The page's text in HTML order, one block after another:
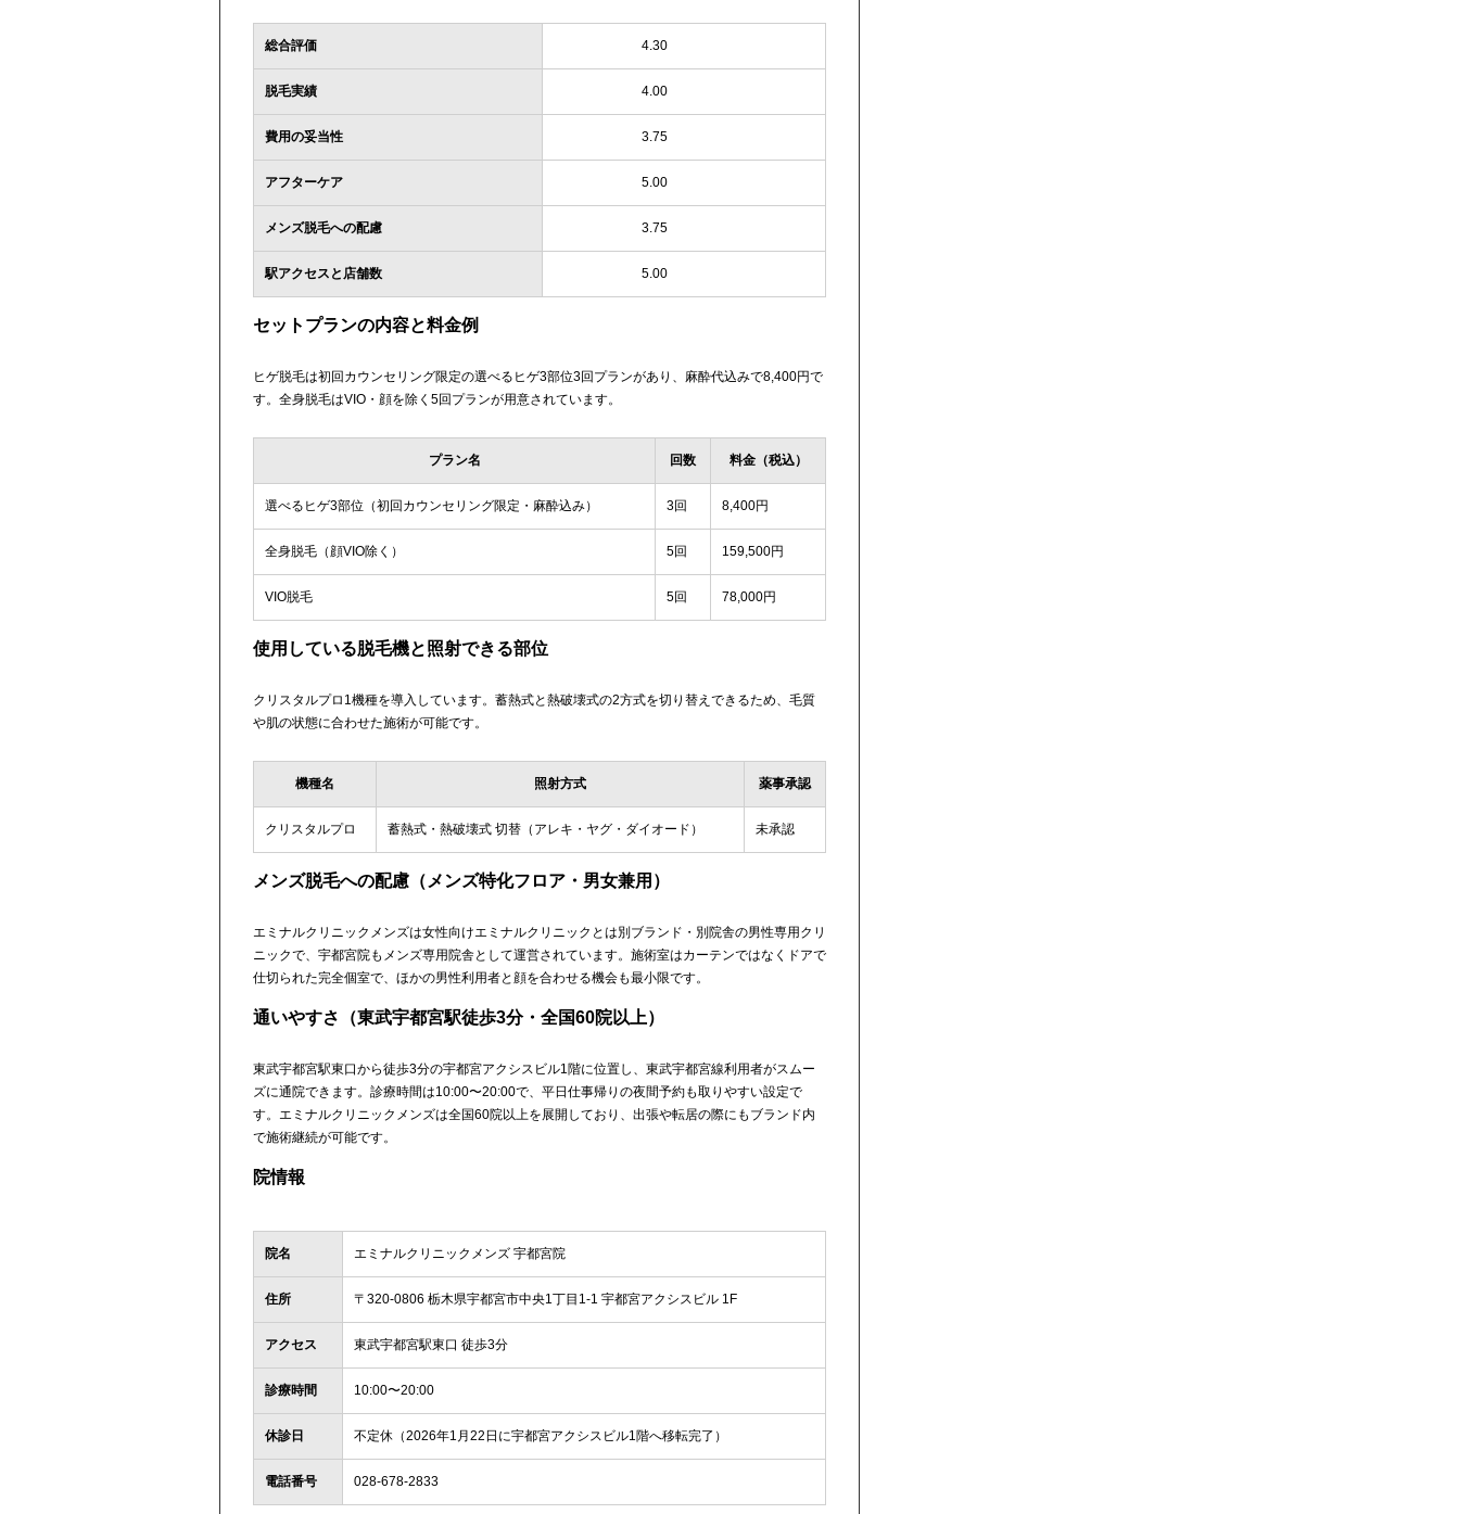
総合評価 4.30
脱毛実績 4.00
費用の妥当性 3.75
アフターケア 5.00
メンズ脱毛への配慮 3.75
駅アクセスと店舗数 5.00
セットプランの内容と料金例
ヒゲ脱毛は初回カウンセリング限定の選べるヒゲ3部位3回プランがあり、麻酔代込みで8,400円で
す。全身脱毛はVIO・顔を除く5回プランが用意されています。
プラン名 回数 料金（税込）
選べるヒゲ3部位（初回カウンセリング限定・麻酔込み） 3回 8,400円
全身脱毛（顔VIO除く） 5回 159,500円
VIO脱毛 5回 78,000円
使用している脱毛機と照射できる部位
クリスタルプロ1機種を導入しています。蓄熱式と熱破壊式の2方式を切り替えできるため、毛質
や肌の状態に合わせた施術が可能です。
機種名 照射方式 薬事承認
クリスタルプロ 蓄熱式・熱破壊式 切替（アレキ・ヤグ・ダイオード） 未承認
メンズ脱毛への配慮（メンズ特化フロア・男女兼用）
エミナルクリニックメンズは女性向けエミナルクリニックとは別ブランド・別院舎の男性専用クリ
ニックで、宇都宮院もメンズ専用院舎として運営されています。施術室はカーテンではなくドアで
仕切られた完全個室で、ほかの男性利用者と顔を合わせる機会も最小限です。
通いやすさ（東武宇都宮駅徒歩3分・全国60院以上）
東武宇都宮駅東口から徒歩3分の宇都宮アクシスビル1階に位置し、東武宇都宮線利用者がスムー
ズに通院できます。診療時間は10:00〜20:00で、平日仕事帰りの夜間予約も取りやすい設定で
す。エミナルクリニックメンズは全国60院以上を展開しており、出張や転居の際にもブランド内
で施術継続が可能です。
院情報
院名 エミナルクリニックメンズ 宇都宮院
住所 〒320-0806 栃木県宇都宮市中央1丁目1-1 宇都宮アクシスビル 1F
アクセス 東武宇都宮駅東口 徒歩3分
診療時間 10:00〜20:00
休診日 不定休（2026年1月22日に宇都宮アクシスビル1階へ移転完了）
電話番号 028-678-2833